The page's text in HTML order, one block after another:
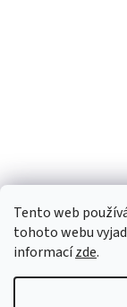
Tento web
tohoto webu
informacízde.